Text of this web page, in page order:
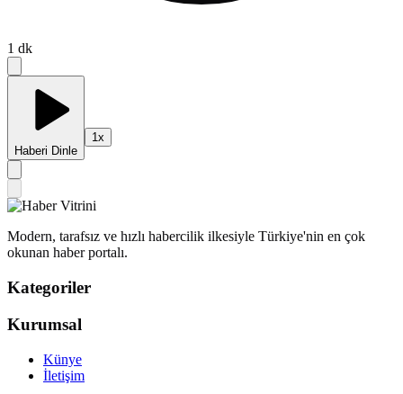
1 dk
Haberi Dinle
1x
Modern, tarafsız ve hızlı habercilik ilkesiyle Türkiye'nin en çok
okunan haber portalı.
Kategoriler
Kurumsal
Künye
İletişim